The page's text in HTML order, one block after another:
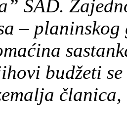
SAD.
–
budžeti